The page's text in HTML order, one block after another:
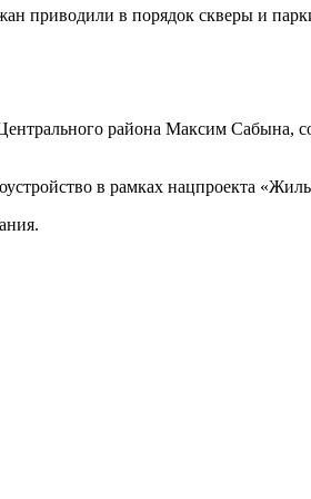
приводили в порядок скверы и
района Максим Сабына,
в рамках нацпроекта